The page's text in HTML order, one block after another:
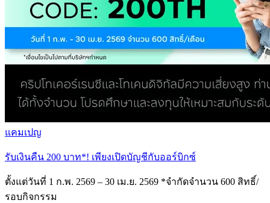
แคมเปญ
รับเงินคืน 200 บาท*! เพียงเปิดบัญชีกับออร์บิกซ์
ตั้งแต่วันที่ 1 ก.พ. 2569 – 30 เม.ย. 2569 *จำกัดจำนวน 600 สิทธิ์/
รอบกิจกรรม